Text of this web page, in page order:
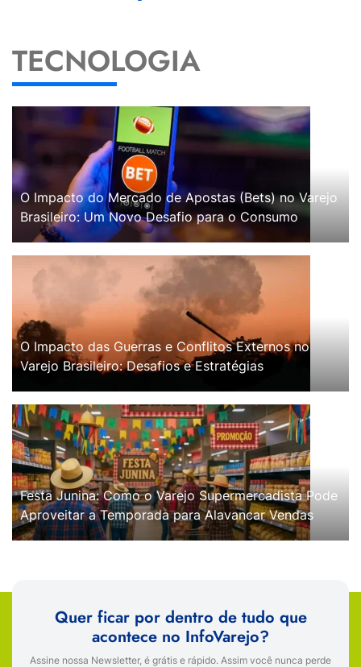
TECNOLOGIA
O Impacto do Mercado de Apostas (Bets) no Varejo
Brasileiro: Um Novo Desafio para o Consumo
O Impacto das Guerras e Conflitos Externos no
Varejo Brasileiro: Desafios e Estratégias
Festa Junina: Como o Varejo Supermercadista Pode
Aproveitar a Temporada para Alavancar Vendas
Quer ficar por dentro de tudo que
acontece no InfoVarejo?
Assine nossa Newsletter, é grátis e rápido. Assim você nunca perde